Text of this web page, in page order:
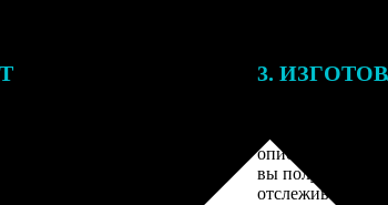
3.
описанием
вы получите
отслеживания.